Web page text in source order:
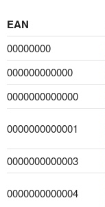
EAN
00000000
000000000000
0000000000000
0000000000001
0000000000003
0000000000004